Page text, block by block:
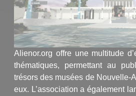
Alienor.org offre une multitude
thématiques, permettant au
trésors des musées de Nouvelle-
eux. L’association a également